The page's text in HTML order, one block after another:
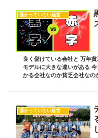
儲かっていない経営者の共通項
良く儲けている会社と 万年
モデルに大きな違いがある
かる会社なのか貧乏会社なの
儲かっていない経営者の共通項